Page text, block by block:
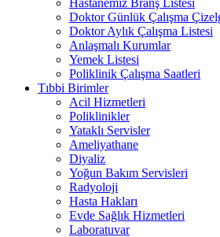
Doktor Günlük Çalışma
Doktor Aylık Çalışma Listesi
Anlaşmalı Kurumlar
Yemek Listesi
Poliklinik Çalışma Saatleri
Tıbbi Birimler
Acil Hizmetleri
Poliklinikler
Yataklı Servisler
Ameliyathane
Diyaliz
Yoğun Bakım Servisleri
Radyoloji
Hasta Hakları
Evde Sağlık Hizmetleri
Laboratuvar